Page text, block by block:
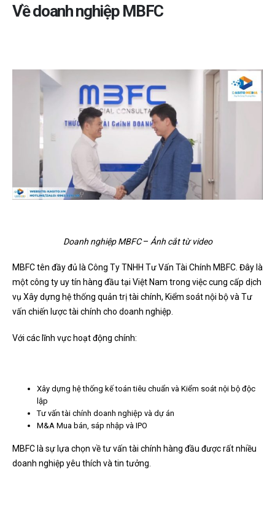
Về doanh nghiệp MBFC
Doanh nghiệp MBFC– Ảnh cắt từ video
MBFC tên đầy đủ là Công Ty TNHH Tư Vấn Tài Chính MBFC. Đây là
một công ty uy tín hàng đầu tại Việt Nam trong việc cung cấp dịch
vụ Xây dựng hệ thống quản trị tài chính, Kiểm soát nội bộ và Tư
vấn chiến lược tài chính cho doanh nghiệp.
Với các lĩnh vực hoạt động chính:
Xây dựng hệ thống kế toán tiêu chuẩn và Kiểm soát nội bộ độc
lập
Tư vấn tài chính doanh nghiệp và dự án
M&A Mua bán, sáp nhập và IPO
MBFC là sự lựa chọn về tư vấn tài chính hàng đầu được rất nhiều
doanh nghiệp yêu thích và tin tưởng.